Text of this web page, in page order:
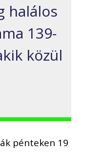
halálos
139-
közül
pénteken 19